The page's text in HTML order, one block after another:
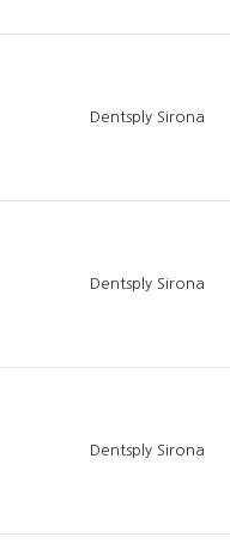
Dentsply Sirona
Dentsply Sirona
Dentsply Sirona